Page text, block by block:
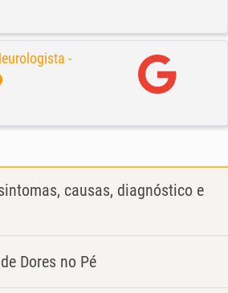
-
causas, diagnóstico e
Dores no Pé